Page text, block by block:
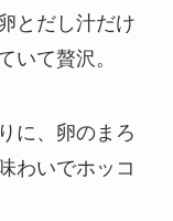
とだし汁だけ
いて贅沢。
に、卵のまろ
わいでホッコ